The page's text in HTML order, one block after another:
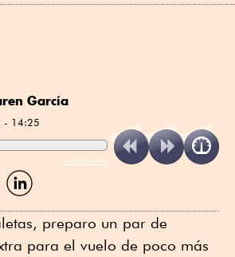
García
- 14:25
ReadSpeaker
Compartir
por
preparo un par de
para el vuelo de poco más